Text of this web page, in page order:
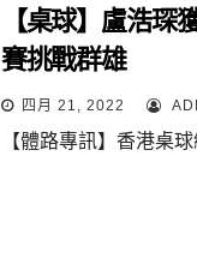
【桌球】盧浩琛
賽挑戰群雄
四月 21, 2022
【體路專訊】香港桌